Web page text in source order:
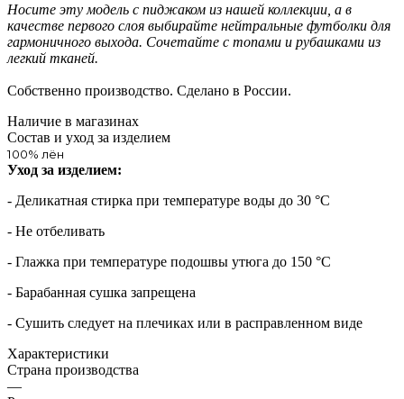
Носите эту модель с пиджаком из нашей коллекции, а в
качестве первого слоя выбирайте нейтральные футболки для
гармоничного выхода. Сочетайте с топами и рубашками из
легкий тканей.
Собственно производство. Сделано в России.
Наличие в магазинах
Состав и уход за изделием
100% лён
Уход за изделием:
- Деликатная стирка при температуре воды до 30 °C
- Не отбеливать
- Глажка при температуре подошвы утюга до 150 °C
- Барабанная сушка запрещена
- Сушить следует на плечиках или в расправленном виде
Характеристики
Страна производства
—